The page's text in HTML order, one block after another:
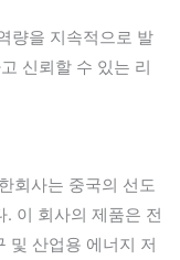
량을 지속적으로 발
신뢰할 수 있는 리
회사는 중국의 선도
. 이 회사의 제품은 전
및 산업용 에너지 저